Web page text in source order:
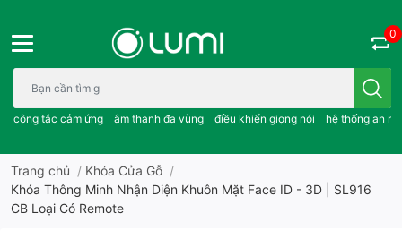
Bạn cần tìm gì..; công tắc cảm ứng..; âm thanh đa vùng ; điều
công tắc cảm ứng âm thanh đa vùng điều khiển giọng nói hệ thống an
0
Trang chủ / Khóa Cửa Gỗ /
Khóa Thông Minh Nhận Diện Khuôn Mặt Face ID - 3D | SL916
CB Loại Có Remote